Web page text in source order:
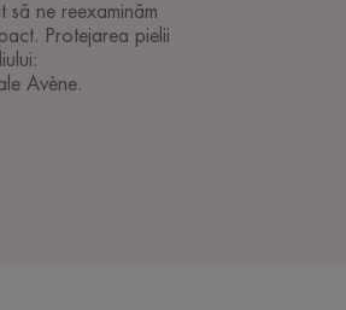
să ne reexaminăm
Protejarea pielii
Avène.